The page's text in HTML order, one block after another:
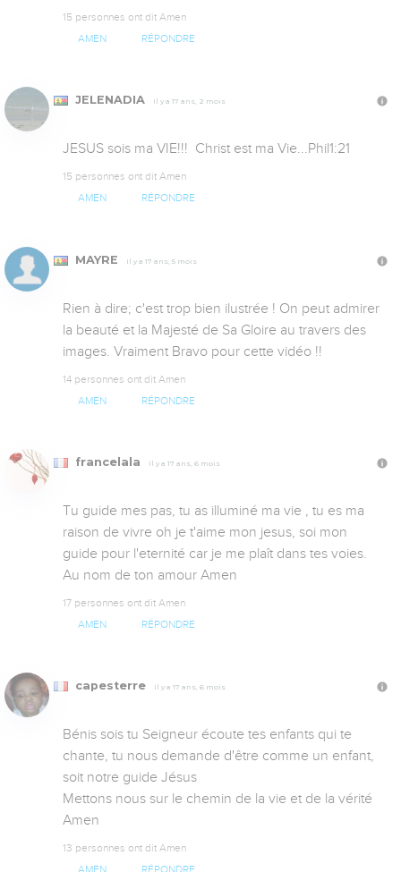
15 personnes ont dit Amen
AMEN RÉPONDRE
JELENADIA Il y a 17 ans, 2 mois
JESUS sois ma VIE!!!  Christ est ma Vie...Phil1:21
15 personnes ont dit Amen
AMEN RÉPONDRE
MAYRE Il y a 17 ans, 5 mois
Rien à dire; c'est trop bien ilustrée ! On peut admirer
la beauté et la Majesté de Sa Gloire au travers des
images. Vraiment Bravo pour cette vidéo !!
14 personnes ont dit Amen
AMEN RÉPONDRE
francelala Il y a 17 ans, 6 mois
Tu guide mes pas, tu as illuminé ma vie , tu es ma
raison de vivre oh je t'aime mon jesus, soi mon
guide pour l'eternité car je me plaît dans tes voies.
Au nom de ton amour Amen
17 personnes ont dit Amen
AMEN RÉPONDRE
capesterre Il y a 17 ans, 6 mois
Bénis sois tu Seigneur écoute tes enfants qui te
chante, tu nous demande d'être comme un enfant,
soit notre guide Jésus
Mettons nous sur le chemin de la vie et de la vérité
Amen
13 personnes ont dit Amen